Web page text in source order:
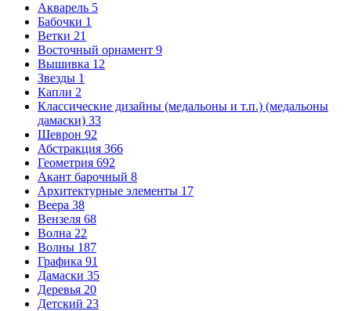
Акварель 5
Бабочки 1
Ветки 21
Восточный орнамент 9
Вышивка 12
Звезды 1
Капли 2
Классические дизайны (медальоны и т.п.) (медальоны
дамаски) 33
Шеврон 92
Абстракция 366
Геометрия 692
Акант барочный 8
Архитектурные элементы 17
Веера 38
Вензеля 68
Волна 22
Волны 187
Графика 91
Дамаски 35
Деревья 20
Детский 23